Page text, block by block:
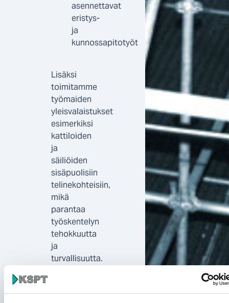
asennettavat
eristys-
ja
kunnossapitotyöt
Lisäksi
toimitamme
työmaiden
yleisvalaistukset
esimerkiksi
kattiloiden
ja
säiliöiden
sisäpuolisiin
telinekohteisiin,
mikä
parantaa
työskentelyn
tehokkuutta
ja
turvallisuutta.